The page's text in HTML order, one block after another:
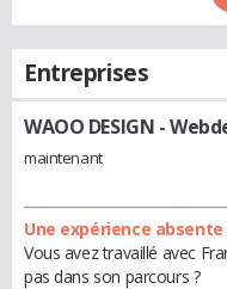
Entreprises
WAOO DESIGN -
maintenant
Une expérience absente
Vous avez travaillé avec
pas dans son parcours ?